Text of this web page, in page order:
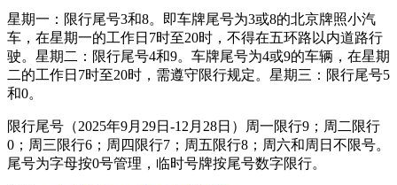
星期一：限行尾号3和8。即车牌尾号为3或8的北京牌照小汽
车，在星期一的工作日7时至20时，不得在五环路以内道路行
驶。星期二：限行尾号4和9。车牌尾号为4或9的车辆，在星期
二的工作日7时至20时，需遵守限行规定。星期三：限行尾号5
和0。
限行尾号（2025年9月29日-12月28日）周一限行9；周二限行
0；周三限行6；周四限行7；周五限行8；周六和周日不限号。
尾号为字母按0号管理，临时号牌按尾号数字限行。